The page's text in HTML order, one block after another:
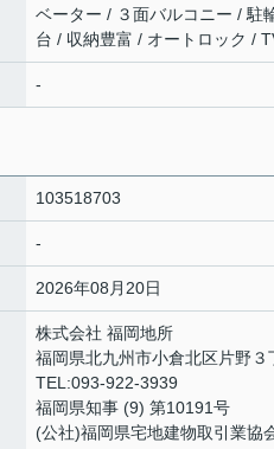
ベーター / ３面バルコニー / 駐
台 / 収納豊富 / オートロック /
-
103518703
-
2026年08月20日
株式会社 福岡地所
福岡県北九州市小倉北区片野
TEL:093-922-3939
福岡県知事 (9) 第10191号
(公社)福岡県宅地建物取引業協